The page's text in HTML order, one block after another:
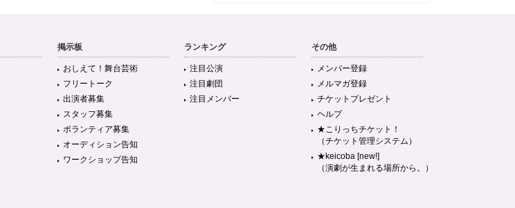
掲示板
おしえて！舞台芸術
フリートーク
出演者募集
スタッフ募集
ボランティア募集
オーディション告知
ワークショップ告知
ランキング
注目公演
注目劇団
注目メンバー
その他
メンバー登録
メルマガ登録
チケットプレゼント
ヘルプ
★こりっちチケット！
（チケット管理システム）
★keicoba [new!]
（演劇が生まれる場所から。）